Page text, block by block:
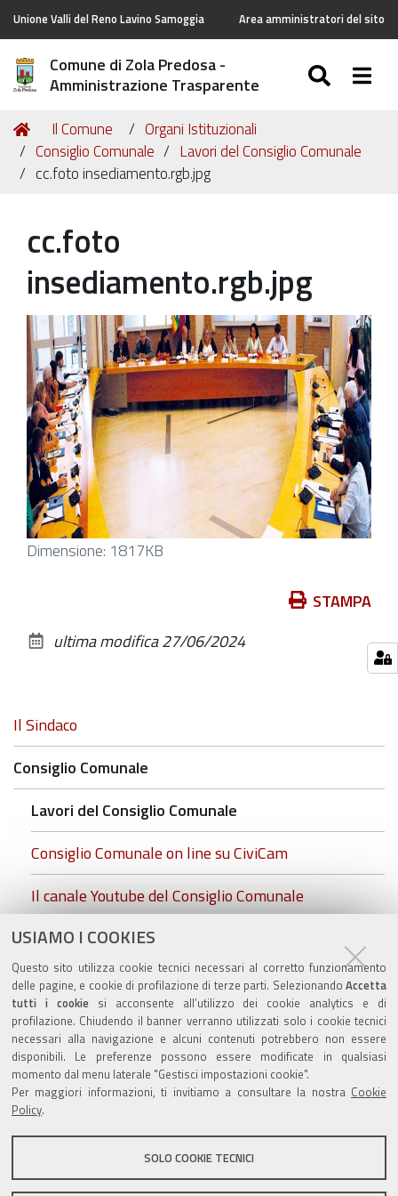
USIAMO I COOKIES
Questo sito utilizza cookie tecnici necessari al corretto funzionamento
delle pagine, e cookie di profilazione di terze parti. Selezionando Accetta
tutti i cookiesi acconsente all’utilizzo dei cookie analytics e di
profilazione. Chiudendo il banner verranno utilizzati solo i cookie tecnici
necessari alla navigazione e alcuni contenuti potrebbero non essere
disponibili. Le preferenze possono essere modificate in qualsiasi
momento dal menu laterale "Gestisci impostazioni cookie".
Per maggiori informazioni, ti invitiamo a consultare la nostra Cookie
Policy.
SOLO COOKIE TECNICI
Unione Valli del Reno Lavino Samoggia Area amministratori del sito
Comune di Zola Predosa -
Amministrazione Trasparente
Tu
sei
qui:
Home
Il Comune
Organi Istituzionali
Consiglio Comunale
Lavori del Consiglio Comunale
cc.foto insediamento.rgb.jpg
cc.foto
insediamento.rgb.jpg
Clicca
alle
Dimensione: 1817KB
documento
STAMPA
ultima modifica27/06/2024
Navigazione
Il Sindaco
Consiglio Comunale
Lavori del Consiglio Comunale
Consiglio Comunale on line su CiviCam
Il canale Youtube del Consiglio Comunale
cc.foto insediamento.rgb.jpg
Commissioni Consiliari
Valuta questo sito